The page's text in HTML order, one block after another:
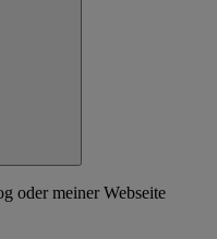
oder meiner Webseite